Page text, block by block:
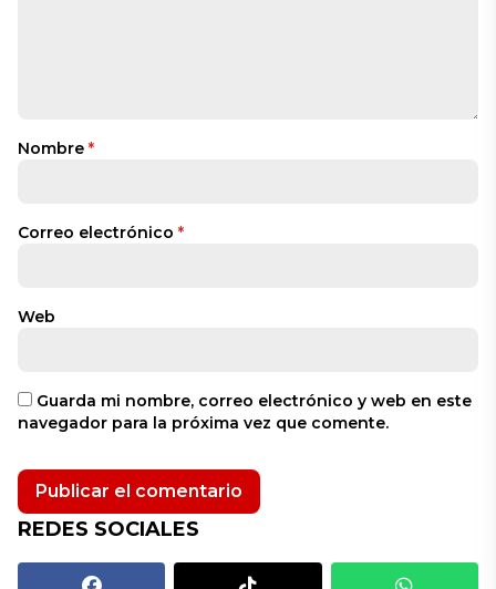
Nombre *
Correo electrónico *
Web
Guarda mi nombre, correo electrónico y web en este
navegador para la próxima vez que comente.
REDES SOCIALES